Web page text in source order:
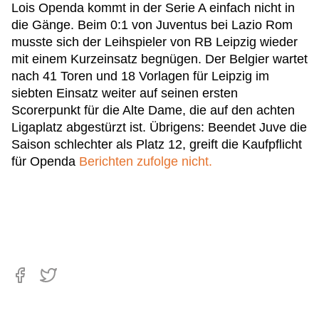
Lois Openda kommt in der Serie A einfach nicht in
die Gänge. Beim 0:1 von Juventus bei Lazio Rom
musste sich der Leihspieler von RB Leipzig wieder
mit einem Kurzeinsatz begnügen. Der Belgier wartet
nach 41 Toren und 18 Vorlagen für Leipzig im
siebten Einsatz weiter auf seinen ersten
Scorerpunkt für die Alte Dame, die auf den achten
Ligaplatz abgestürzt ist. Übrigens: Beendet Juve die
Saison schlechter als Platz 12, greift die Kaufpflicht
für Openda Berichten zufolge nicht.